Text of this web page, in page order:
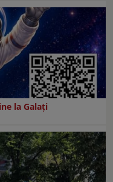
la Galați